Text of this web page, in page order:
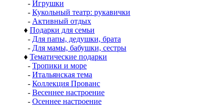
- Игрушки
- Кукольный театр: рукавички
- Активный отдых
♦ Подарки для семьи
- Для папы, дедушки, брата
- Для мамы, бабушки, сестры
♦ Тематические подарки
- Тропики и море
- Итальянская тема
- Коллекция Прованс
- Весеннее настроение
- Осеннее настроение